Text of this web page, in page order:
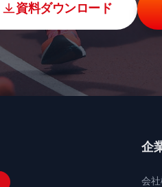
資料ダウンロード
企
会